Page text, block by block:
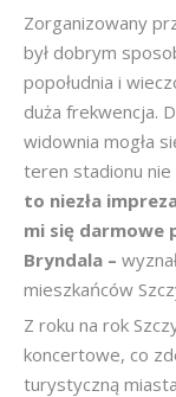
Zorganizowany
był dobrym
popołudnia i
duża frekwencja.
widownia mogła
teren stadionu
to niezła
mi się darmowe
Bryndala –
mieszkańców
Z roku na rok
koncertowe, co
turystyczną